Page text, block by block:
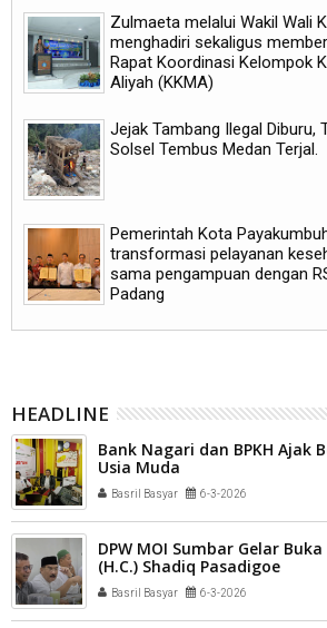
Zulmaeta melalui Wakil Wali
menghadiri sekaligus
Rapat Koordinasi Kelompok
Aliyah (KKMA)
Jejak Tambang Ilegal Diburu,
Solsel Tembus Medan Terjal.
Pemerintah Kota
transformasi pelayanan
sama pengampuan dengan
Padang
HEADLINE
Bank Nagari dan BPKH Ajak
Usia Muda
Basril Basyar 6-3-2026
DPW MOI Sumbar Gelar
(H.C.) Shadiq Pasadigoe
Basril Basyar 6-3-2026